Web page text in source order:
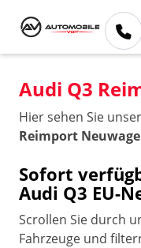
Audi Q3
Hier sehen Sie
Reimport
Sofort
Audi Q3 EU-
Scrollen Sie durch
Fahrzeuge und